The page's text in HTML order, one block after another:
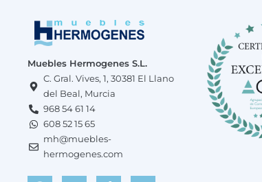
Muebles Hermogenes S.L.
C. Gral. Vives, 1, 30381 El Llano
del Beal, Murcia
968 54 61 14
608 52 15 65
mh@muebles-
hermogenes.com
F
I
T
Y
W